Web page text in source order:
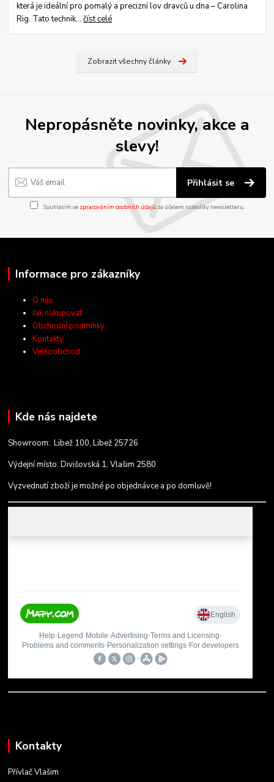
která je ideální pro pomalý a precizní lov dravců u dna – Carolina
Rig. Tato technik...číst celé
Zobrazit všechny články
Nepropásněte novinky, akce a
slevy!
Přihlásit se
Souhlasím se zpracováním osobních údajůza účelem rozesílky newsletteru.
Informace pro zákazníky
O nás
Jak nakupovat
Obchodní podmínky
Kontakty
Velkoobchod
Kde nás najdete
Showroom: Libež 100, Libež 25726
Výdejní místo: Divišovská 1, Vlašim 2580
Vyzvednutí zboží je možné po objednávce a po domluvě!
Kontakty
Přívlač Vlašim